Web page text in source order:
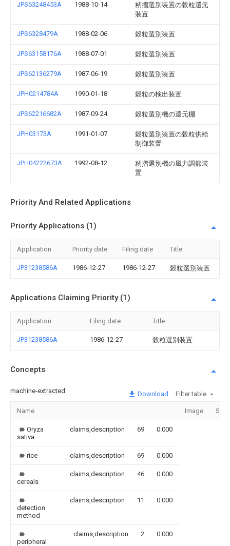
JPS63248453A 1988-10-14
籾摺選別装置の穀粒還元
装置
JPS6328479A 1988-02-06 穀粒選別装置
JPS63158176A 1988-07-01 穀粒選別装置
JPS62136279A 1987-06-19 穀粒選別装置
JPH0214784A 1990-01-18 穀粒の検出装置
JPS62216682A 1987-09-24 穀粒選別機の還元棚
JPH03173A 1991-01-07
穀粒選別装置の穀粒供給
制御装置
JPH04222673A 1992-08-12
籾摺選別機の風力調節装
置
Priority And Related Applications
Priority Applications (1)
Application Priority date Filing date Title
JP31238586A 1986-12-27 1986-12-27 穀粒選別装置
Applications Claiming Priority (1)
Application Filing date Title
JP31238586A 1986-12-27 穀粒選別装置
Concepts
machine-extracted Download Filter table
Name Image
Oryza
sativa
claims,description 69 0.000
rice claims,description 69 0.000
cereals
claims,description 46 0.000
detection
method
claims,description 11 0.000
peripheral
claims,description 2 0.000